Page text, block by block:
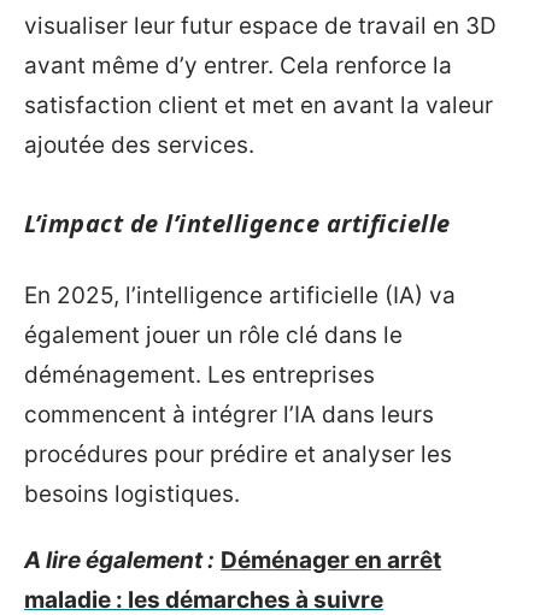
visualiser leur futur espace de travail en 3D
avant même d’y entrer. Cela renforce la
satisfaction client et met en avant la valeur
ajoutée des services.
L’impact de l’intelligence artificielle
En 2025, l’intelligence artificielle (IA) va
également jouer un rôle clé dans le
déménagement. Les entreprises
commencent à intégrer l’IA dans leurs
procédures pour prédire et analyser les
besoins logistiques.
A lire également : Déménager en arrêt
maladie : les démarches à suivre